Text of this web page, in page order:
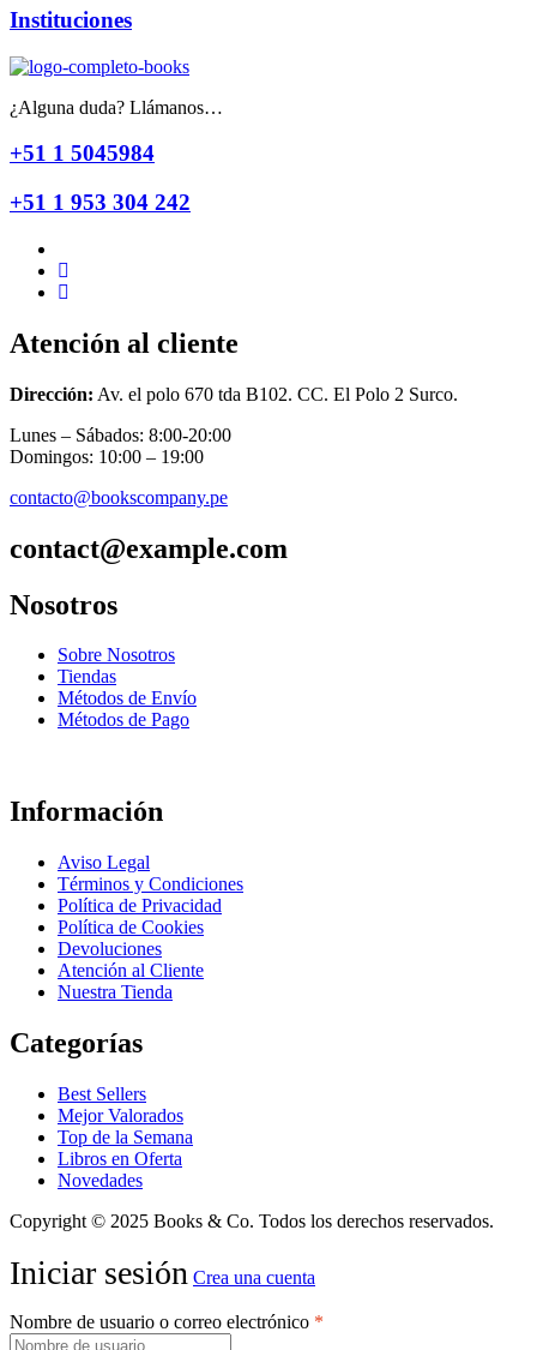
Instituciones
¿Alguna duda? Llámanos…
+51 1 5045984
+51 1 953 304 242
Atención al cliente
Dirección: Av. el polo 670 tda B102. CC. El Polo 2 Surco.
Lunes – Sábados: 8:00-20:00
Domingos: 10:00 – 19:00
contacto@bookscompany.pe
contact@example.com
Nosotros
Sobre Nosotros
Tiendas
Métodos de Envío
Métodos de Pago
Información
Aviso Legal
Términos y Condiciones
Política de Privacidad
Política de Cookies
Devoluciones
Atención al Cliente
Nuestra Tienda
Categorías
Best Sellers
Mejor Valorados
Top de la Semana
Libros en Oferta
Novedades
Copyright © 2025 Books & Co. Todos los derechos reservados.
Iniciar sesión Crea una cuenta
Nombre de usuario o correo electrónico *